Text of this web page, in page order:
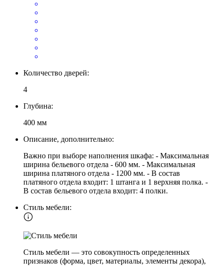
Количество дверей:
4
Глубина:
400 мм
Описание, дополнительно:
Важно при выборе наполнения шкафа: - Максимальная
ширина бельевого отдела - 600 мм. - Максимальная
ширина платяного отдела - 1200 мм. - В состав
платяного отдела входит: 1 штанга и 1 верхняя полка. -
В состав бельевого отдела входит: 4 полки.
Стиль мебели:
Стиль мебели — это совокупность определенных
признаков (форма, цвет, материалы, элементы декора),